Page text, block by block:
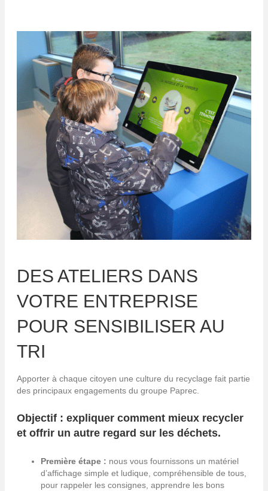
DES ATELIERS DANS
VOTRE ENTREPRISE
POUR SENSIBILISER AU
TRI
Apporter à chaque citoyen une culture du recyclage fait partie
des principaux engagements du groupe Paprec.
Objectif : expliquer comment mieux recycler
et offrir un autre regard sur les déchets.
Première étape : nous vous fournissons un matériel
d’affichage simple et ludique, compréhensible de tous,
pour rappeler les consignes, apprendre les bons